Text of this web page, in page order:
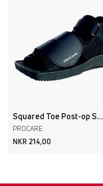
Squared Toe Post-op Shoe
PROCARE
NKR 214,00